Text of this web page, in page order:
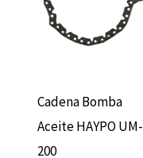
Cadena Bomba
Aceite HAYPO UM-
200